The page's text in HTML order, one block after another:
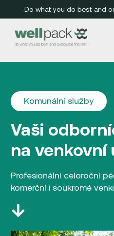
Do what you do best and
Komunální služby
Vaši
na venkovní
Profesionální celoroční
komerční i soukromé